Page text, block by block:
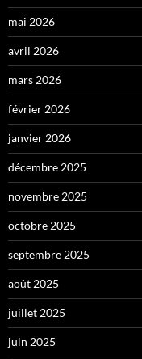
mai 2026
avril 2026
mars 2026
février 2026
janvier 2026
décembre 2025
novembre 2025
octobre 2025
septembre 2025
août 2025
juillet 2025
juin 2025